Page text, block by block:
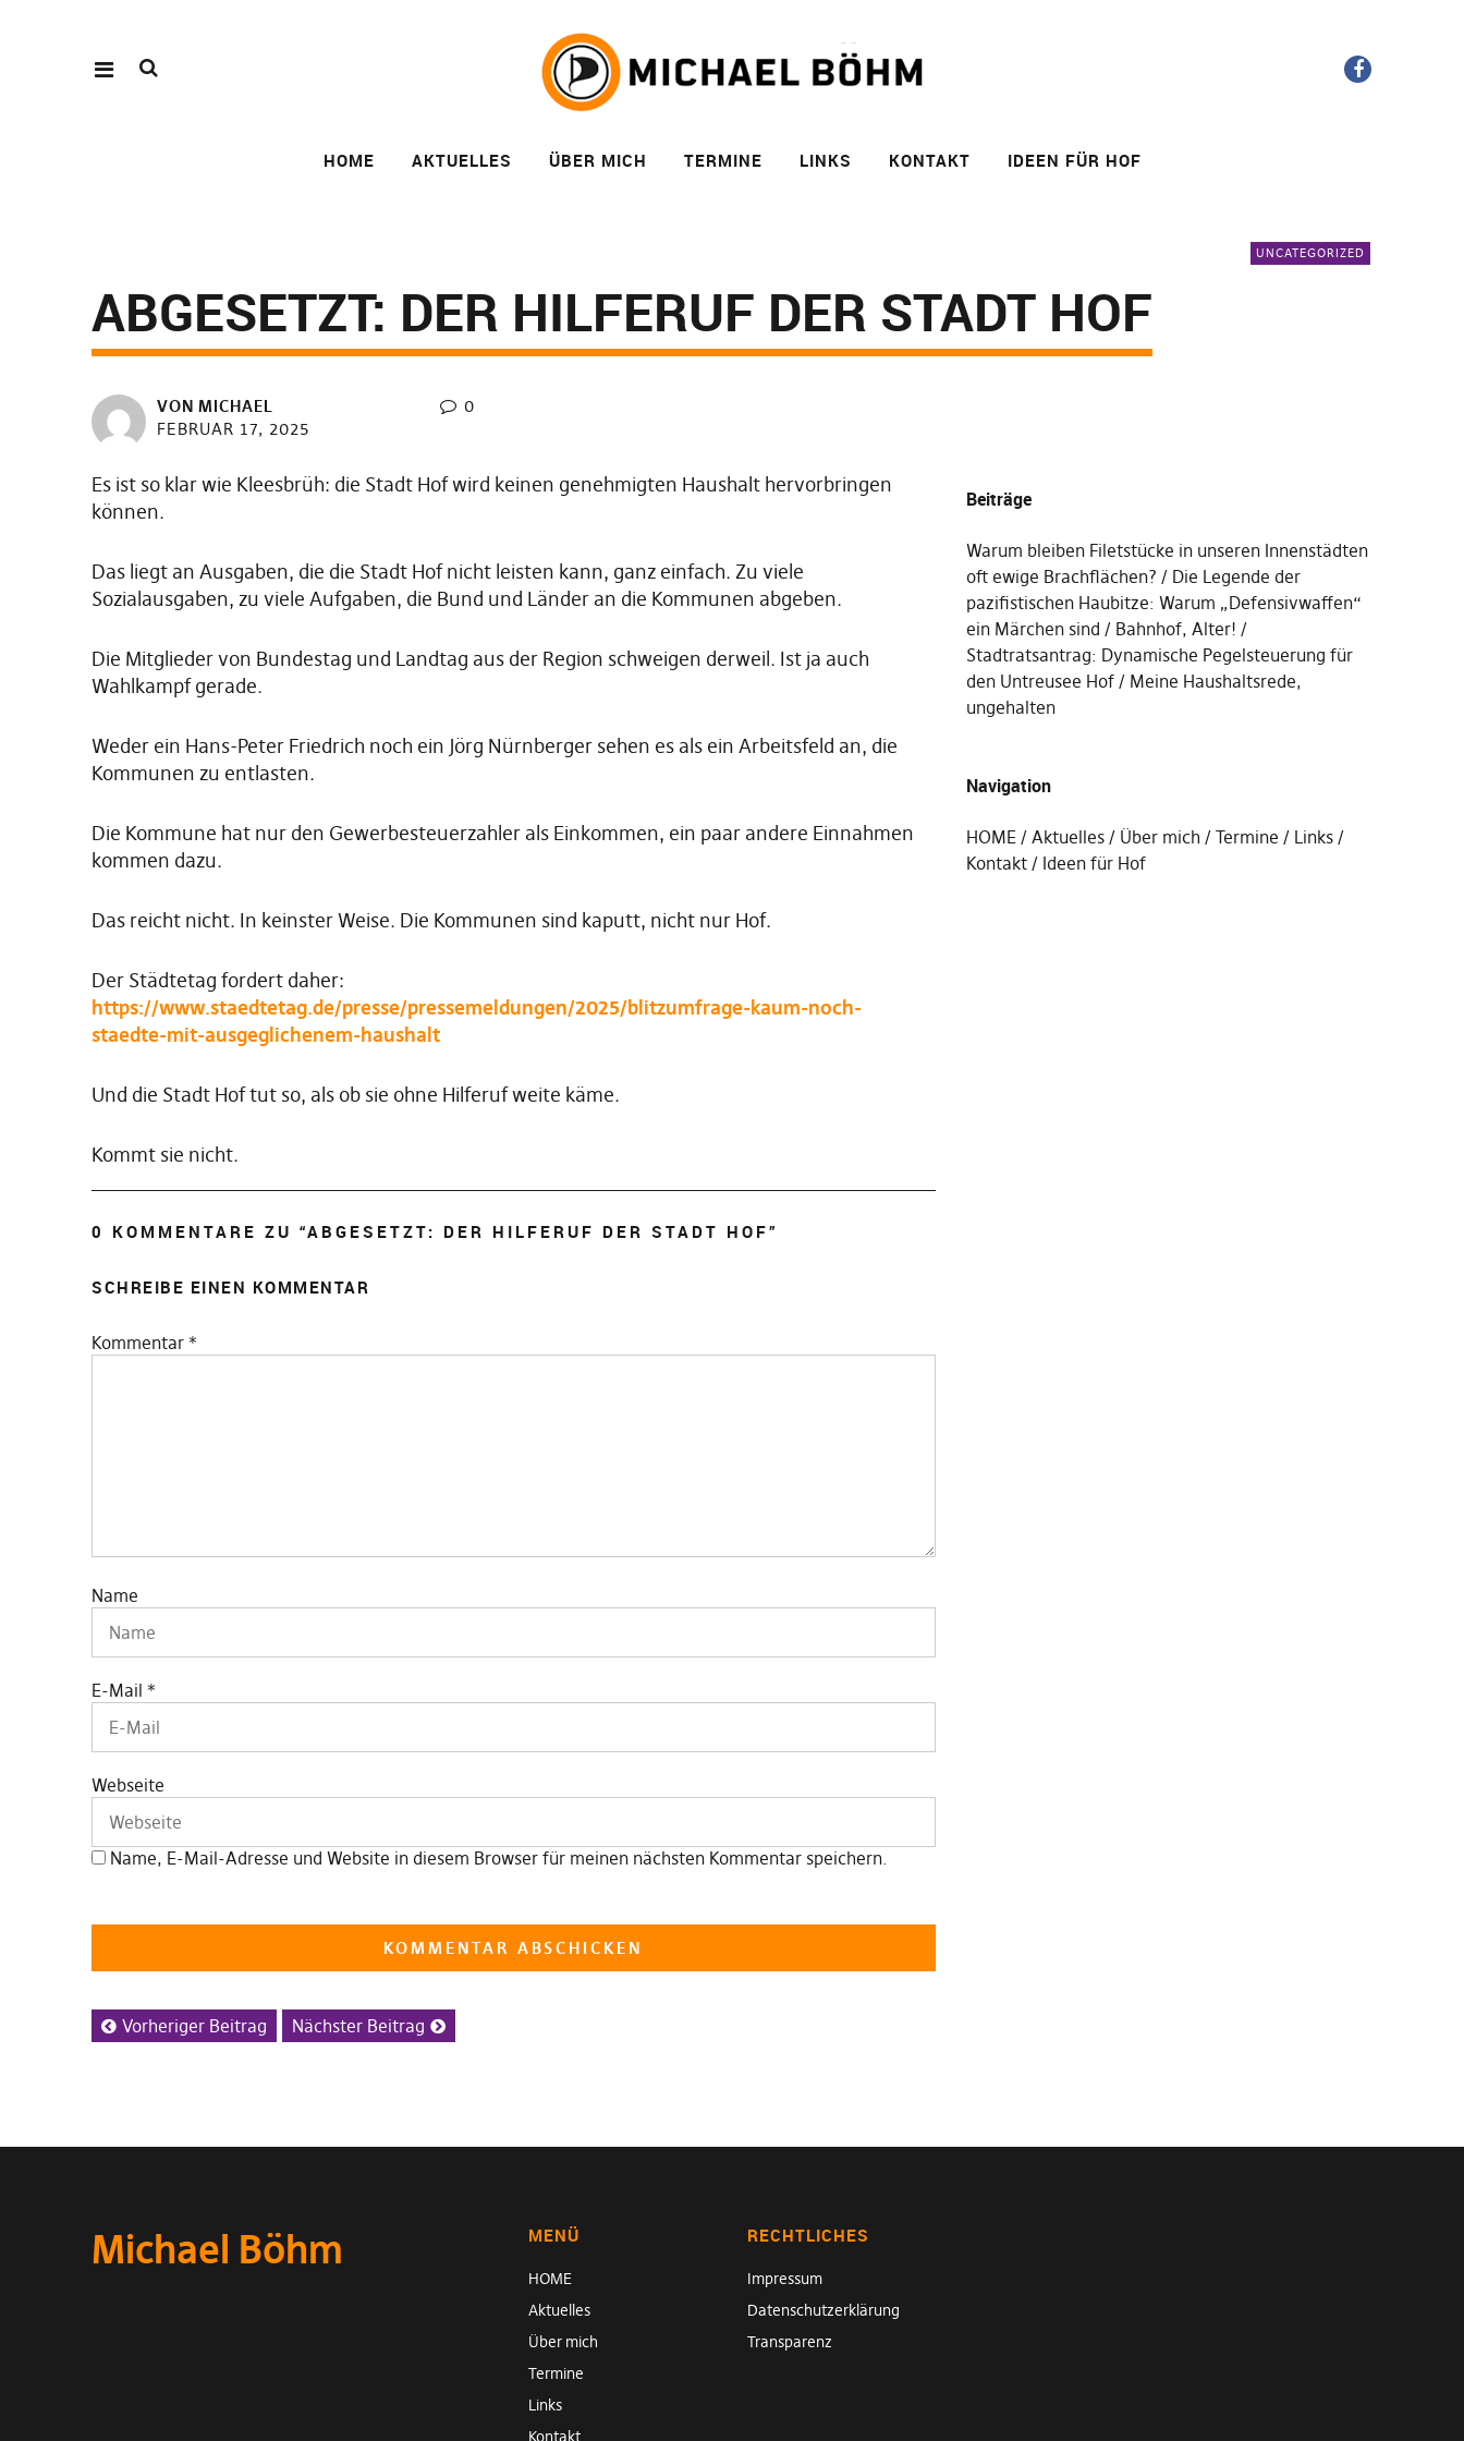
HOME AKTUELLES ÜBER MICH TERMINE LINKS KONTAKT IDEEN FÜR HOF
UNCATEGORIZED
ABGESETZT: DER HILFERUF DER STADT HOF
VON MICHAEL
FEBRUAR 17, 2025
0
Es ist so klar wie Kleesbrüh: die Stadt Hof wird keinen genehmigten Haushalt hervorbringen
können.
Das liegt an Ausgaben, die die Stadt Hof nicht leisten kann, ganz einfach. Zu viele
Sozialausgaben, zu viele Aufgaben, die Bund und Länder an die Kommunen abgeben.
Die Mitglieder von Bundestag und Landtag aus der Region schweigen derweil. Ist ja auch
Wahlkampf gerade.
Weder ein Hans-Peter Friedrich noch ein Jörg Nürnberger sehen es als ein Arbeitsfeld an, die
Kommunen zu entlasten.
Die Kommune hat nur den Gewerbesteuerzahler als Einkommen, ein paar andere Einnahmen
kommen dazu.
Das reicht nicht. In keinster Weise. Die Kommunen sind kaputt, nicht nur Hof.
Der Städtetag fordert daher:
https://www.staedtetag.de/presse/pressemeldungen/2025/blitzumfrage-kaum-noch-
staedte-mit-ausgeglichenem-haushalt
Und die Stadt Hof tut so, als ob sie ohne Hilferuf weite käme.
Kommt sie nicht.
0 KOMMENTARE ZU “ABGESETZT: DER HILFERUF DER STADT HOF”
SCHREIBE EINEN KOMMENTAR
Kommentar *
Name
E-Mail *
Webseite
Name, E-Mail-Adresse und Website in diesem Browser für meinen nächsten Kommentar speichern.
Vorheriger Beitrag Nächster Beitrag
Beiträge
Warum bleiben Filetstücke in unseren Innenstädten
oft ewige Brachflächen?
Die Legende der
pazifistischen Haubitze: Warum „Defensivwaffen“
ein Märchen sind
Bahnhof, Alter!
Stadtratsantrag: Dynamische Pegelsteuerung für
den Untreusee Hof
Meine Haushaltsrede,
ungehalten
Navigation
HOME Aktuelles Über mich Termine
Links
Kontakt
Ideen für Hof
Michael Böhm MENÜ
HOME
Aktuelles
Über mich
Termine
Links
Kontakt
RECHTLICHES
Impressum
Datenschutzerklärung
Transparenz